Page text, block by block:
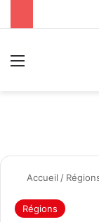
Accueil /
Régions